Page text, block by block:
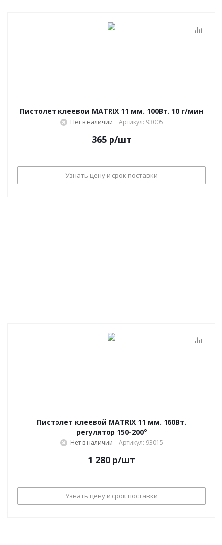
Пистолет клеевой MATRIX 11 мм. 100Вт. 10 г/мин
Нет в наличии Артикул: 93005
365р/шт
Узнать цену и срок поставки
Пистолет клеевой MATRIX 11 мм. 160Вт.
регулятор 150-200°
Нет в наличии Артикул: 93015
1 280 р/шт
Узнать цену и срок поставки